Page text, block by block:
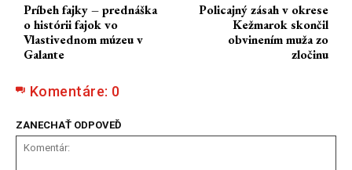
Príbeh fajky – prednáška
o histórii fajok vo
Vlastivednom múzeu v
Galante
Policajný zásah v okrese
Kežmarok skončil
obvinením muža zo
zločinu
Komentáre: 0
ZANECHAŤ ODPOVEĎ